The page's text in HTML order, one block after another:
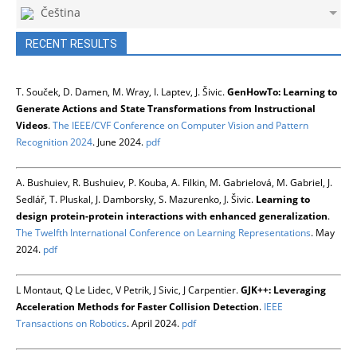
Čeština
RECENT RESULTS
T. Souček, D. Damen, M. Wray, I. Laptev, J. Šivic.GenHowTo: Learning to
Generate Actions and State Transformations from Instructional
Videos.The IEEE/CVF Conference on Computer Vision and Pattern
Recognition 2024. June 2024. pdf
A. Bushuiev, R. Bushuiev, P. Kouba, A. Filkin, M. Gabrielová, M. Gabriel, J.
Sedlář, T. Pluskal, J. Damborsky, S. Mazurenko, J. Šivic. Learning to
design protein-protein interactions with enhanced generalization.
The Twelfth International Conference on Learning Representations. May
2024. pdf
L Montaut, Q Le Lidec, V Petrik, J Sivic, J Carpentier.GJK++: Leveraging
Acceleration Methods for Faster Collision Detection. IEEE
Transactions on Robotics. April 2024. pdf